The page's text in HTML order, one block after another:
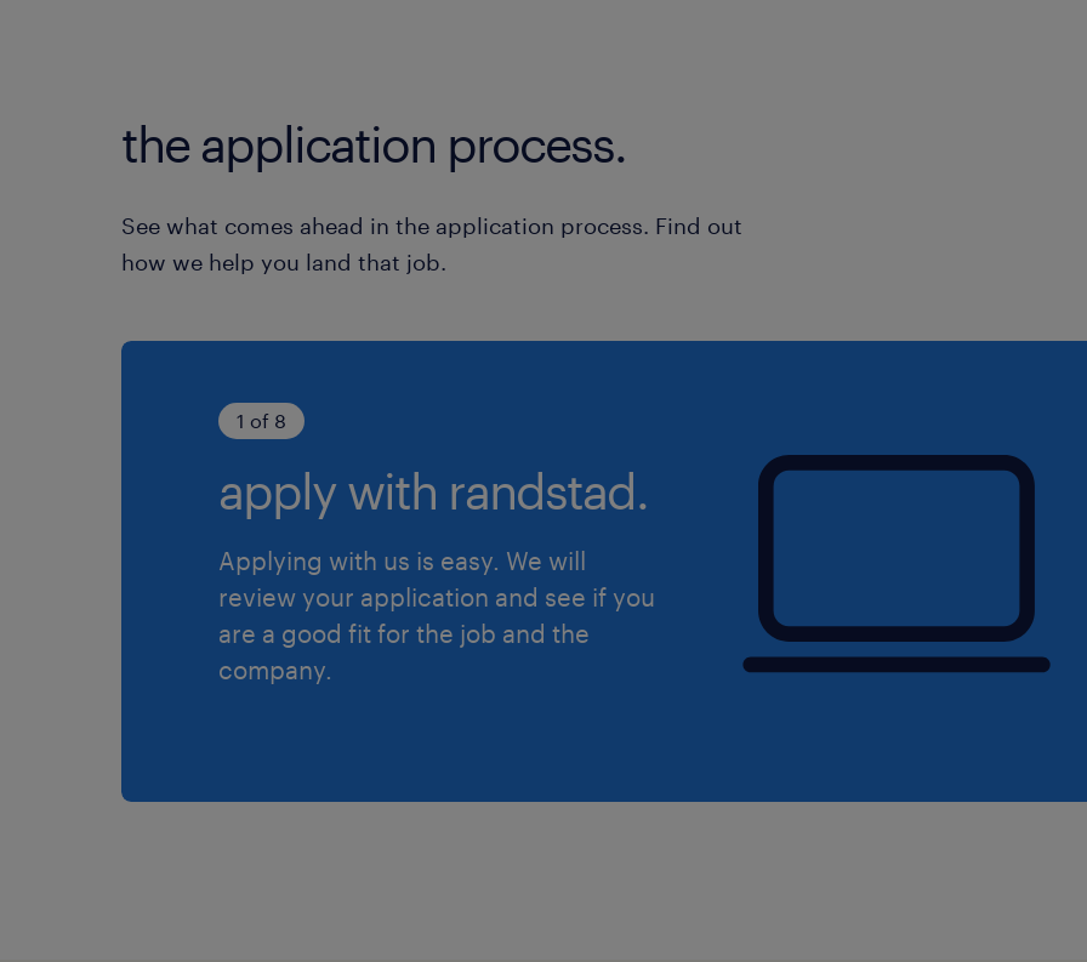
the application process.
See what comes ahead in the application process. Find out
how we help you land that job.
1 of 8
apply with randstad.
Applying with us is easy. We will
review your application and see if you
are a good fit for the job and the
company.